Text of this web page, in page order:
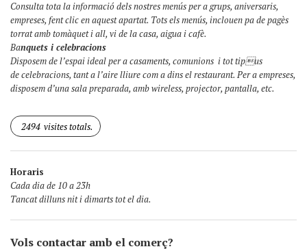
Consulta tota la informació dels nostres menús per a grups, aniversaris,
empreses, fent clic en aquest apartat. Tots els menús, inclouen pa de pagès
torrat amb tomàquet i all, vi de la casa, aigua i cafè.
Banquets i celebracions
Disposem de l’espai ideal per a casaments, comunions i tot tipus
de celebracions, tant a l’aire lliure com a dins el restaurant. Per a empreses,
disposem d’una sala preparada, amb wireless, projector, pantalla, etc.
2494 visites totals.
Horaris
Cada dia de 10 a 23h
Tancat dilluns nit i dimarts tot el dia.
Vols contactar amb el comerç?